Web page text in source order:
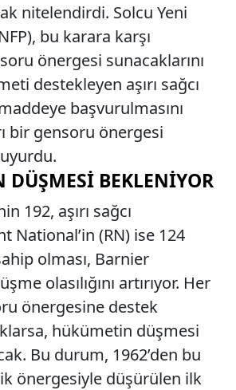
nitelendirdi. Solcu Yeni
bu karara karşı
önergesi sunacaklarını
destekleyen aşırı sağcı
başvurulmasını
bir gensoru önergesi
DÜŞMESI BEKLENIYOR
192, aşırı sağcı
National’in (RN) ise 124
olması, Barnier
olasılığını artırıyor. Her
önergesine destek
hükümetin düşmesi
Bu durum, 1962’den bu
önergesiyle düşürülen ilk